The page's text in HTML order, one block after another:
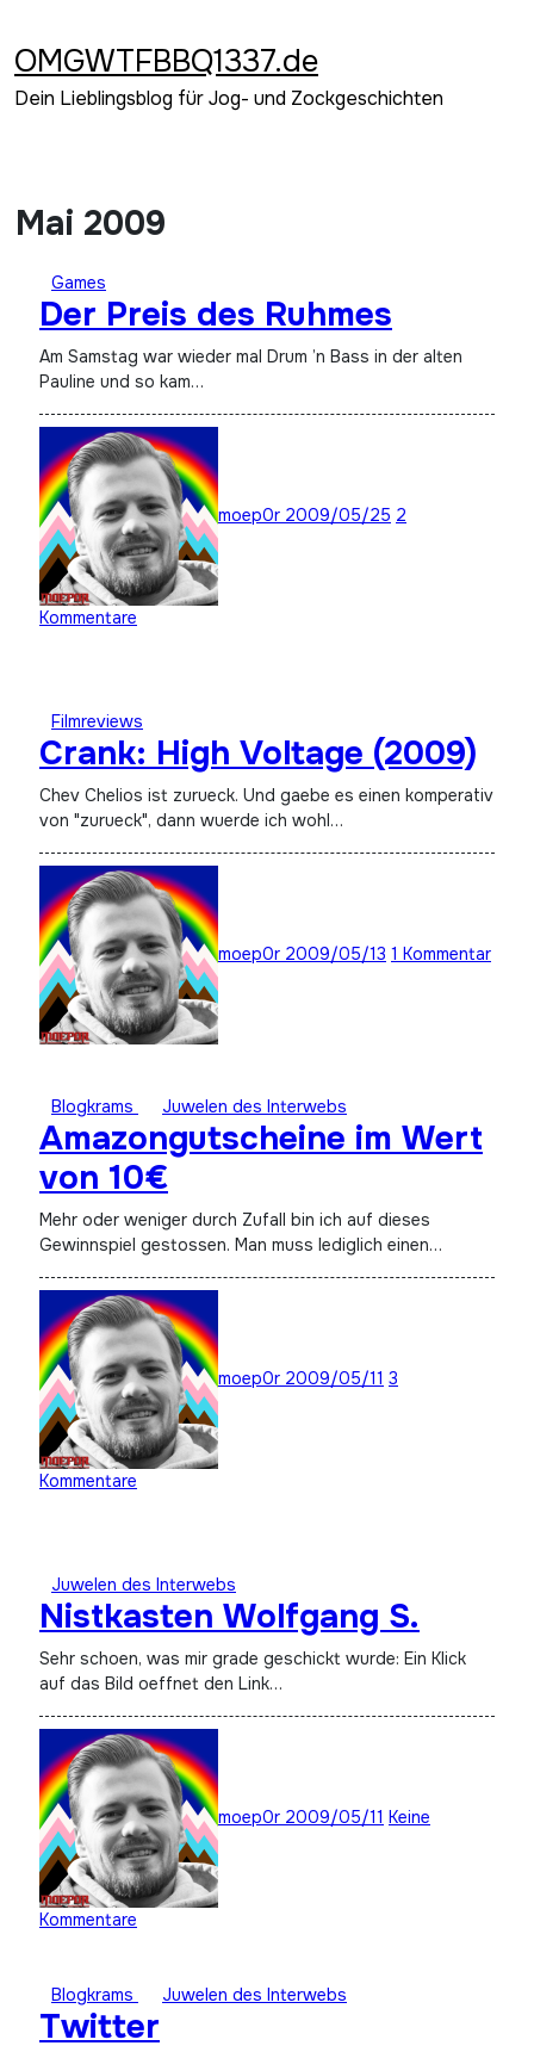
springen
OMGWTFBBQ1337.de
Dein Lieblingsblog für Jog- und Zockgeschichten
Mai 2009
Games
Der Preis des Ruhmes
Am Samstag war wieder mal Drum ’n Bass in der alten
Pauline und so kam…
moep0r 2009/05/25 2
Kommentare
Filmreviews
Crank: High Voltage (2009)
Chev Chelios ist zurueck. Und gaebe es einen komperativ
von "zurueck", dann wuerde ich wohl…
moep0r 2009/05/13 1 Kommentar
Blogkrams Juwelen des Interwebs
Amazongutscheine im Wert
von 10€
Mehr oder weniger durch Zufall bin ich auf dieses
Gewinnspiel gestossen. Man muss lediglich einen…
moep0r 2009/05/11 3
Kommentare
Juwelen des Interwebs
Nistkasten Wolfgang S.
Sehr schoen, was mir grade geschickt wurde: Ein Klick
auf das Bild oeffnet den Link…
moep0r 2009/05/11 Keine
Kommentare
Blogkrams Juwelen des Interwebs
Twitter